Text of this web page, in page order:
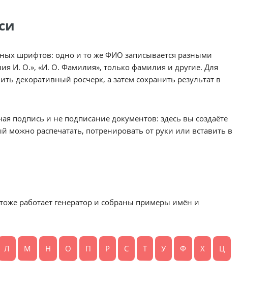
шрифтов: одно и то же ФИО записывается разными
И. О.», «И. О. Фамилия», только фамилия и другие. Для
декоративный росчерк, а затем сохранить результат в
подпись и не подписание документов: здесь вы создаёте
распечатать, потренировать от руки или вставить в
работает генератор и собраны примеры имён и
Л М Н О П Р С Т У Ф Х Ц